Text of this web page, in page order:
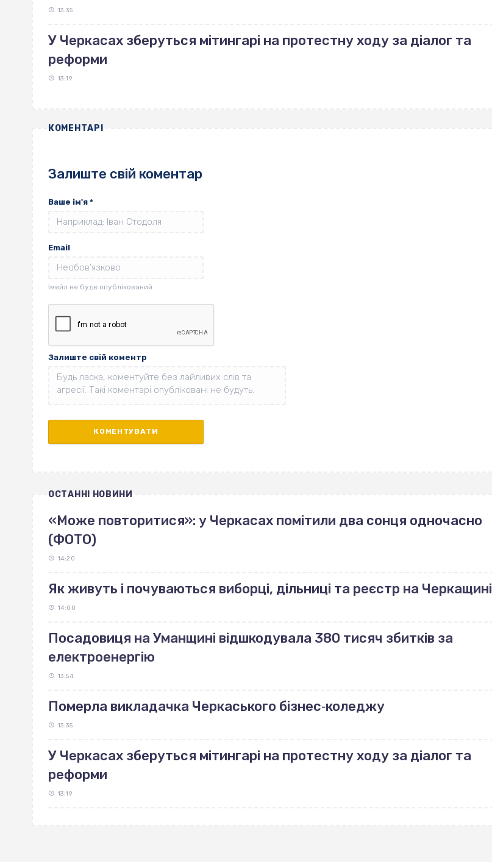
13:35
У Черкасах зберуться мітингарі на протестну ходу за діалог та
реформи
13:19
КОМЕНТАРІ
Залиште свій коментар
Ваше ім'я *
Email
Залиште свій коментр
ОСТАННІ НОВИНИ
«Може повторитися»: у Черкасах помітили два сонця одночасно
(ФОТО)
14:20
Як живуть і почуваються виборці, дільниці та реєстр на Черкащині
14:00
Посадовиця на Уманщині відшкодувала 380 тисяч збитків за
електроенергію
13:54
Померла викладачка Черкаського бізнес‐коледжу
13:35
У Черкасах зберуться мітингарі на протестну ходу за діалог та
реформи
13:19